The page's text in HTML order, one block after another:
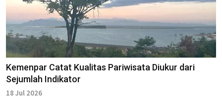
Kemenpar Catat Kualitas Pariwisata Diukur dari
Sejumlah Indikator
18 Jul 2026